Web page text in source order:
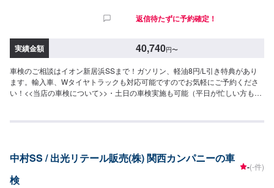
返信待たずに予約確定！
実績金額 40,740円〜
車検のご相談はイオン新居浜SSまで！ガソリン、軽油8円/L引き特典があり
ます。輸入車、Wタイヤトラックも対応可能ですのでお気軽にご予約くださ
い！<<当店の車検について>>・土日の車検実施も可能（平日が忙しい方も安
費用目安>>⚫︎軽自動車（ワゴンR・ハスラーなど）｜車検基本料14,800円↓各
35,850円（合計）50,650円最大割引適用で▶︎合計45,650円⚫︎中型車（フリー
ド・レガシィなど）｜車検基本料14,800円↓各種法定料金合計44,050円（合
計）58,850円最大割引適用で▶︎合計53,850円⚫︎大型車（ヴォクシーなど）｜
中村SS / 出光リテール販売(株) 関西カンパニーの車
検
-(-件)